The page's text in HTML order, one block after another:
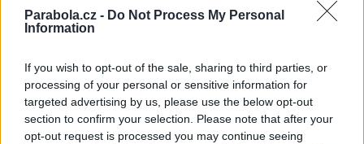
Parabola.cz - Do Not Process My Personal
Information
If you wish to opt-out of the sale, sharing to third parties, or
processing of your personal or sensitive information for
targeted advertising by us, please use the below opt-out
section to confirm your selection. Please note that after your
opt-out request is processed you may continue seeing
regionalnitelevize.cz spustila testy na Astře 3B
TV Doma se mění. Od soboty s novým logem, vizuálem a obsahem
Pracovní nabídky
07.08.2026 -Bosch Powertrain s.r.o. Jihlava • linkový střídač • mzda
48.400 Kč • příspěvek na ubytování (Jihlava, okres Jihlava)